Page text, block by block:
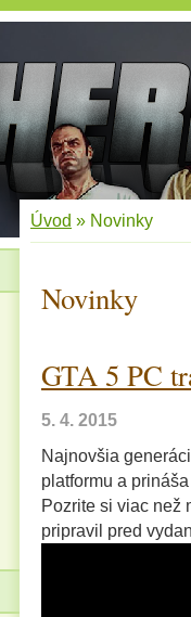
Úvod » Novinky
Novinky
GTA 5 PC
5. 4. 2015
Najnovšia
platformu a
Pozrite si viac než
pripravil pred